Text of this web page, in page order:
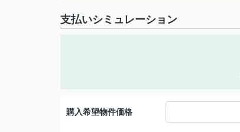
支払いシミュレーション
購入希望物件価格